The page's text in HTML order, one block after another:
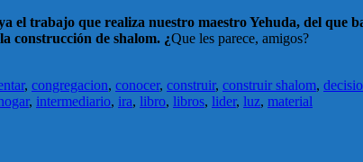
el trabajo que realiza nuestro maestro Yehuda, del que
construcción de shalom. ¿Que les parece, amigos?
, congregacion, conocer, construir, construir shalom,
, intermediario, ira, libro, libros, lider, luz, material